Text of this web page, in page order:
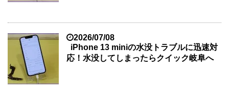
2026/07/08
iPhone 13 miniの水没トラブルに迅速対
応！水没してしまったらクイック岐阜へ